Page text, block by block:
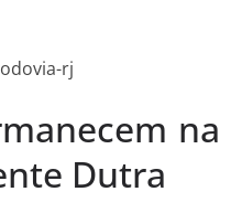
na
Dutra